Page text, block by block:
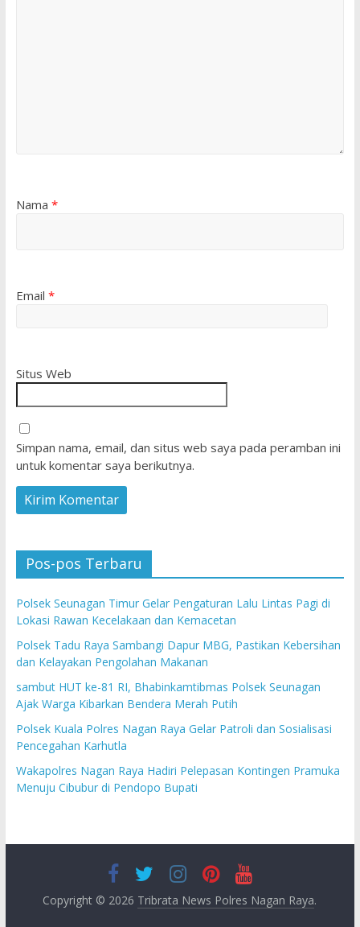
Nama *
Email *
Situs Web
Simpan nama, email, dan situs web saya pada peramban ini
untuk komentar saya berikutnya.
Pos-pos Terbaru
Polsek Seunagan Timur Gelar Pengaturan Lalu Lintas Pagi di
Lokasi Rawan Kecelakaan dan Kemacetan
Polsek Tadu Raya Sambangi Dapur MBG, Pastikan Kebersihan
dan Kelayakan Pengolahan Makanan
sambut HUT ke-81 RI, Bhabinkamtibmas Polsek Seunagan
Ajak Warga Kibarkan Bendera Merah Putih
Polsek Kuala Polres Nagan Raya Gelar Patroli dan Sosialisasi
Pencegahan Karhutla
Wakapolres Nagan Raya Hadiri Pelepasan Kontingen Pramuka
Menuju Cibubur di Pendopo Bupati
Copyright © 2026 Tribrata News Polres Nagan Raya.